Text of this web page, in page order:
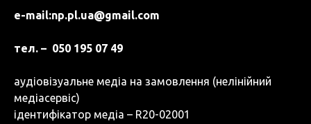
а
я
з
e-mail:np.pl.ua@gmail.com
тел. – 050 195 07 49
аудіовізуальне медіа на замовлення (нелінійний
медіасервіс)
ідентифікатор медіа – R20-02001